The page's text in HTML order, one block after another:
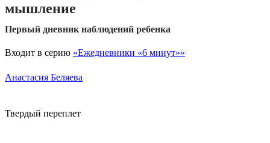
мышление
Первый дневник наблюдений ребенка
Входит в серию «Ежедневники «6 минут»»
Анастасия Беляева
Твердый переплет